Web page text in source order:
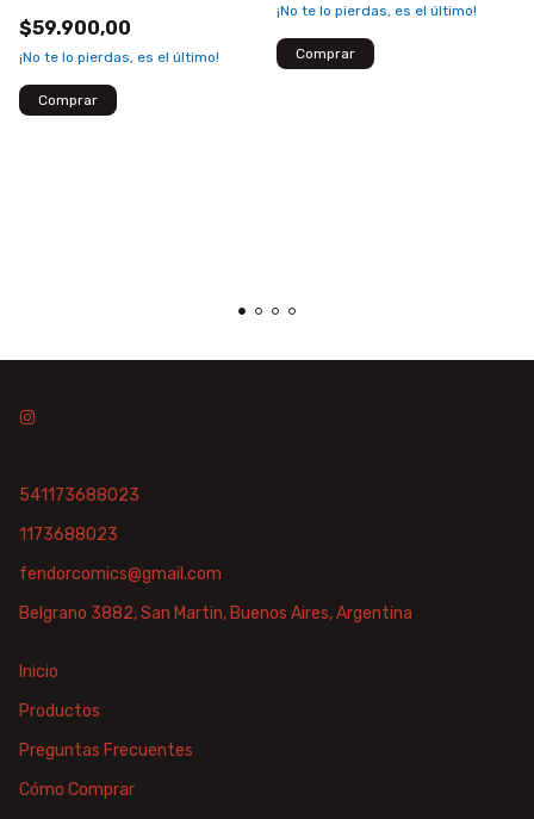
$59.900,00
¡No te lo pierdas, es el último!
¡No te lo pierdas, es el último!
541173688023
1173688023
fendorcomics@gmail.com
Belgrano 3882, San Martin, Buenos Aires, Argentina
Inicio
Productos
Preguntas Frecuentes
Cómo Comprar